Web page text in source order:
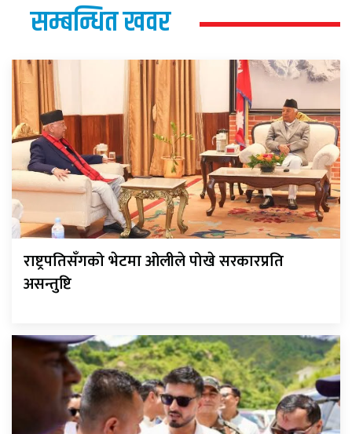
सम्बन्धित खवर
राष्ट्रपतिसँगको भेटमा ओलीले पोखे सरकारप्रति
असन्तुष्टि